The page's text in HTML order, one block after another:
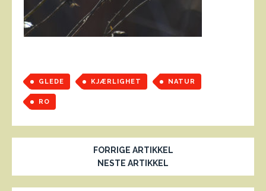
GLEDE KJÆRLIGHET NATUR
RO
FORRIGE ARTIKKEL
NESTE ARTIKKEL